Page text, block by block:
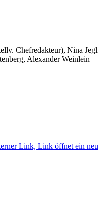
Chefredakteur), Nina
Alexander Weinlein
Link, Link öffnet ein